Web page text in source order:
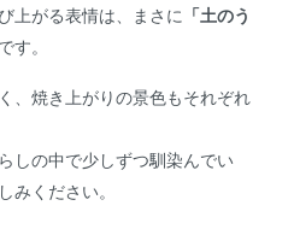
上がる表情は、まさに 「土のう
す。
、焼き上がりの景色もそれぞれ
しの中で少しずつ馴染んでい
みください。